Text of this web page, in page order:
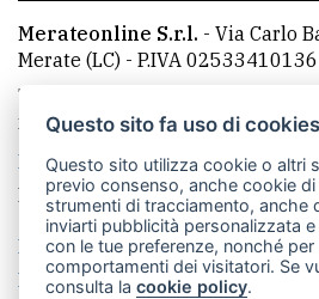
Merateonline S.r.l. - Via Carlo
Merate (LC) - P.IVA 02533410136
Telefono:
mail: redazione@merateonline.it
La redazione
CasateOnline
Made by VIP
Privacy policy
Cookie policy
Rivedi le tue scelte sui cookie
Questo sito fa uso di cookies
Questo sito utilizza cookie o altri
previo consenso, anche cookie
strumenti di tracciamento, anche
inviarti pubblicità personalizzata
con le tue preferenze, nonché
comportamenti dei visitatori. Se
consulta lacookie policy.